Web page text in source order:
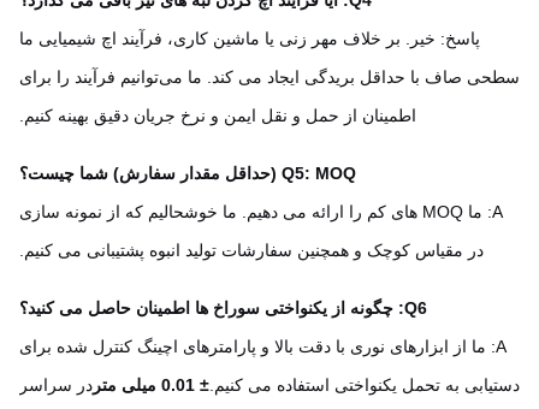
پاسخ: خیر. بر خلاف مهر زنی یا ماشین کاری، فرآیند اچ شیمیایی ما
صاف با حداقل بریدگی ایجاد می کند. ما می‌توانیم فرآیند را برای
اطمینان از حمل و نقل ایمن و نرخ جریان دقیق بهینه کنیم.
Q5: MOQ (حداقل مقدار سفارش) شما چیست؟
A: ما MOQ های کم را ارائه می دهیم. ما خوشحالیم که از نمونه سازی
در مقیاس کوچک و همچنین سفارشات تولید انبوه پشتیبانی می کنیم.
A: ما از ابزارهای نوری با دقت بالا و پارامترهای اچینگ کنترل شده برای
به تحمل یکنواختی استفاده می کنیم. ± 0.01 میلی متر در سراسر